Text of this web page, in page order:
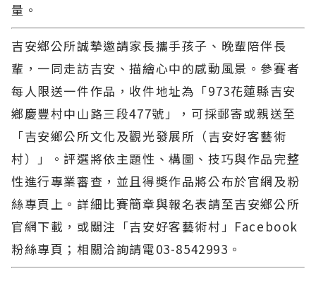
量。
吉安鄉公所誠摯邀請家長攜手孩子、晚輩陪伴長
輩，一同走訪吉安、描繪心中的感動風景。參賽者
每人限送一件作品，收件地址為「973花蓮縣吉安
鄉慶豐村中山路三段477號」，可採郵寄或親送至
「吉安鄉公所文化及觀光發展所（吉安好客藝術
村）」。評選將依主題性、構圖、技巧與作品完整
性進行專業審查，並且得奬作品將公布於官網及粉
絲專頁上。詳細比賽簡章與報名表請至吉安鄉公所
官網下載，或關注「吉安好客藝術村」Facebook
粉絲專頁；相關洽詢請電03-8542993。